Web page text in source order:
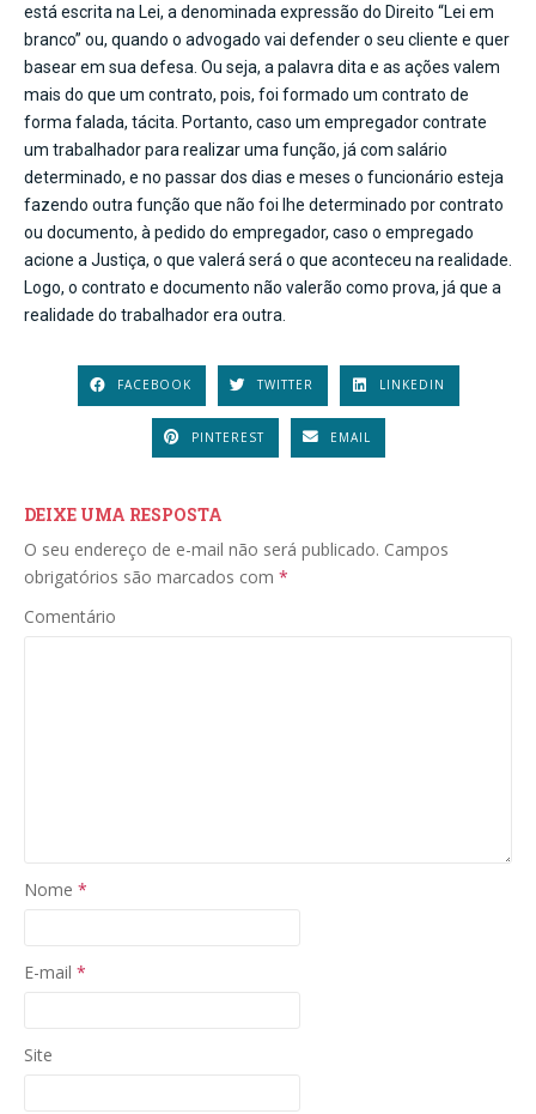
está escrita na Lei, a denominada expressão do Direito “Lei em
branco” ou, quando o advogado vai defender o seu cliente e quer
basear em sua defesa. Ou seja, a palavra dita e as ações valem
mais do que um contrato, pois, foi formado um contrato de
forma falada, tácita. Portanto, caso um empregador contrate
um trabalhador para realizar uma função, já com salário
determinado, e no passar dos dias e meses o funcionário esteja
fazendo outra função que não foi lhe determinado por contrato
ou documento, à pedido do empregador, caso o empregado
acione a Justiça, o que valerá será o que aconteceu na realidade.
Logo, o contrato e documento não valerão como prova, já que a
realidade do trabalhador era outra.
FACEBOOK TWITTER LINKEDIN
PINTEREST EMAIL
DEIXE UMA RESPOSTA
O seu endereço de e-mail não será publicado. Campos
obrigatórios são marcados com *
Comentário
Nome *
E-mail *
Site